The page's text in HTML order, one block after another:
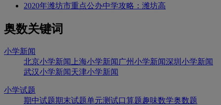
2020年潍坊市重点公办中学攻略：潍坊高
奥数关键词
小学新闻
北京小学新闻
上海小学新闻 广州小学新闻深圳小学新闻
武汉小学新闻 天津小学新闻
小学试题
期中试题期末试题单元测试口算题趣味数学奥数题